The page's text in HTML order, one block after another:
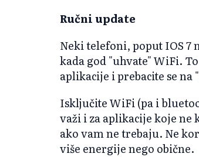
Ručni update
Neki telefoni, poput IOS 7
kada god "uhvate" WiFi.
aplikacije i prebacite se na
Isključite WiFi (pa i
važi i za aplikacije koje
ako vam ne trebaju. Ne
više energije nego obične.